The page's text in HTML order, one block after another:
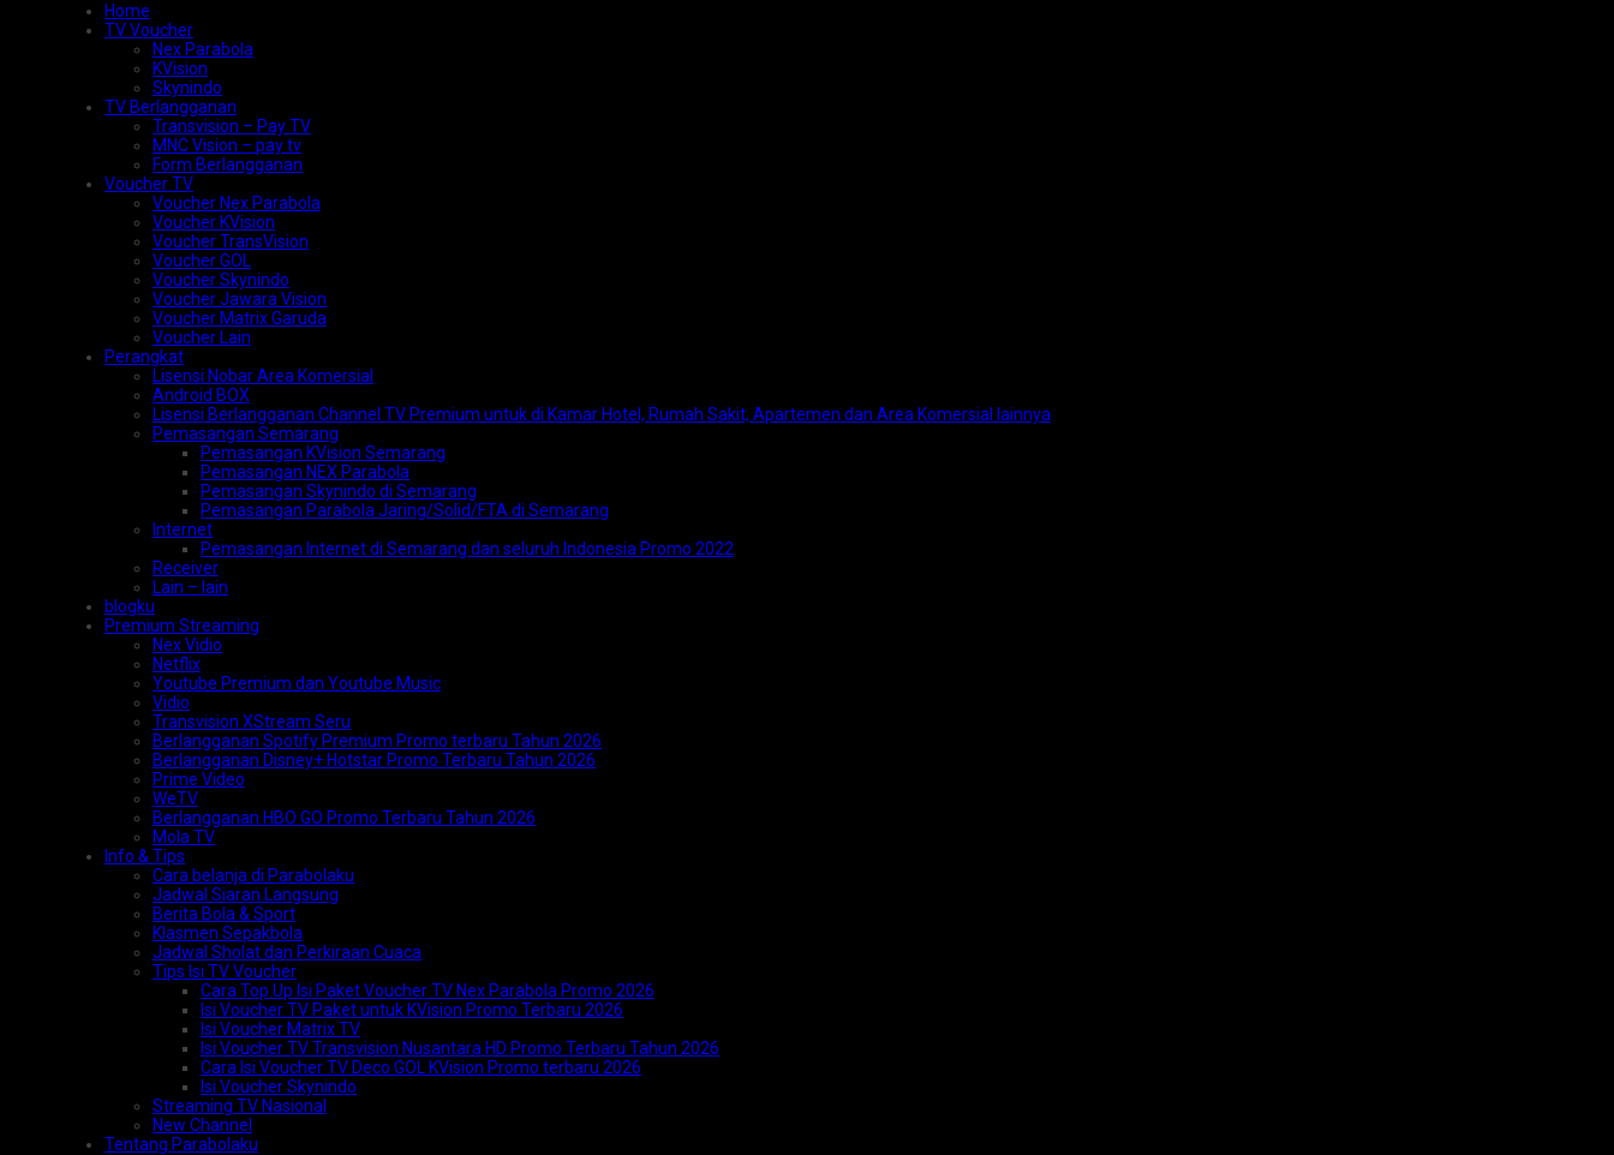
Home
TV Voucher
Nex Parabola
KVision
Skynindo
TV Berlangganan
Transvision – Pay TV
MNC Vision – pay tv
Form Berlangganan
Voucher TV
Voucher Nex Parabola
Voucher KVision
Voucher TransVision
Voucher GOL
Voucher Skynindo
Voucher Jawara Vision
Voucher Matrix Garuda
Voucher Lain
Perangkat
Lisensi Nobar Area Komersial
Android BOX
Lisensi Berlangganan Channel TV Premium untuk di Kamar Hotel, Rumah Sakit, Apartemen dan Area Komersial lainnya
Pemasangan Semarang
Pemasangan KVision Semarang
Pemasangan NEX Parabola
Pemasangan Skynindo di Semarang
Pemasangan Parabola Jaring/Solid/FTA di Semarang
Internet
Pemasangan Internet di Semarang dan seluruh Indonesia Promo 2022
Receiver
Lain – lain
blogku
Premium Streaming
Nex Vidio
Netflix
Youtube Premium dan Youtube Music
Vidio
Transvision XStream Seru
Berlangganan Spotify Premium Promo terbaru Tahun 2026
Berlangganan Disney+ Hotstar Promo Terbaru Tahun 2026
Prime Video
WeTV
Berlangganan HBO GO Promo Terbaru Tahun 2026
Mola TV
Info & Tips
Cara belanja di Parabolaku
Jadwal Siaran Langsung
Berita Bola & Sport
Klasmen Sepakbola
Jadwal Sholat dan Perkiraan Cuaca
Tips Isi TV Voucher
Cara Top Up Isi Paket Voucher TV Nex Parabola Promo 2026
Isi Voucher TV Paket untuk KVision Promo Terbaru 2026
Isi Voucher Matrix TV
Isi Voucher TV Transvision Nusantara HD Promo Terbaru Tahun 2026
Cara Isi Voucher TV Deco GOL KVision Promo terbaru 2026
Isi Voucher Skynindo
Streaming TV Nasional
New Channel
Tentang Parabolaku